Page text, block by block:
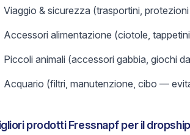
Viaggio & sicurezza (trasportini,
Accessori alimentazione (ciotole,
Piccoli animali (accessori gabbia, giochi
Acquario (filtri, manutenzione, cibo —
prodotti Fressnapf per il